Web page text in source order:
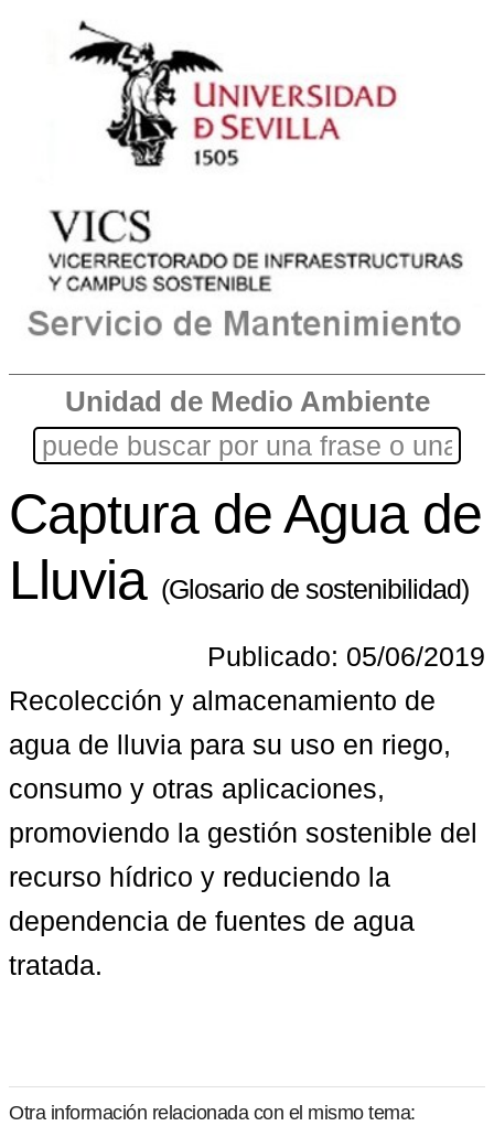
Unidad de Medio Ambiente
Captura de Agua de
Lluvia (Glosario de sostenibilidad)
Publicado: 05/06/2019
Recolección y almacenamiento de
agua de lluvia para su uso en riego,
consumo y otras aplicaciones,
promoviendo la gestión sostenible del
recurso hídrico y reduciendo la
dependencia de fuentes de agua
tratada.
Otra información relacionada con el mismo tema: